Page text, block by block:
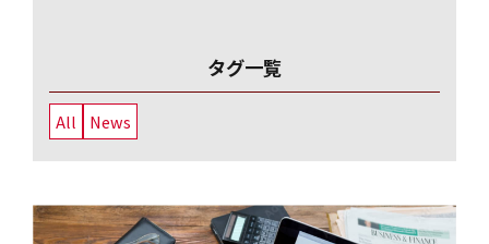
タグ一覧
All News